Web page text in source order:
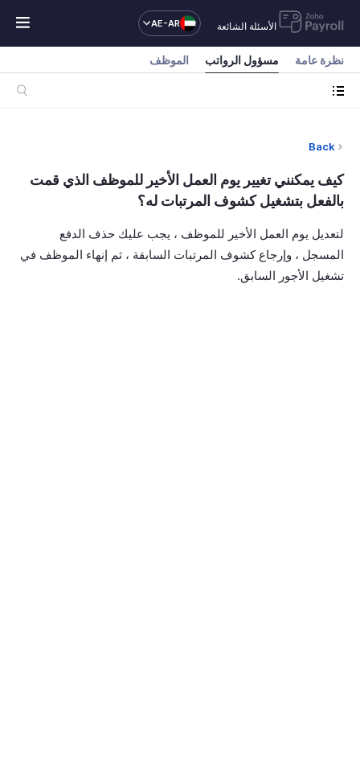
الأسئلة الشائعة AE-AR
نظرة عامة مسؤول الرواتب الموظف
Back
كيف يمكنني تغيير يوم العمل الأخير للموظف الذي قمت
بالفعل بتشغيل كشوف المرتبات له؟
لتعديل يوم العمل الأخير للموظف ، يجب عليك حذف الدفع
المسجل ، وإرجاع كشوف المرتبات السابقة ، ثم إنهاء الموظف في
تشغيل الأجور السابق.